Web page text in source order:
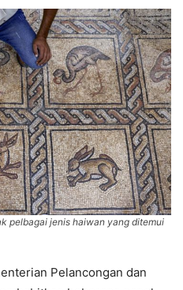
pelbagai jenis haiwan yang ditemui
Pelancongan dan